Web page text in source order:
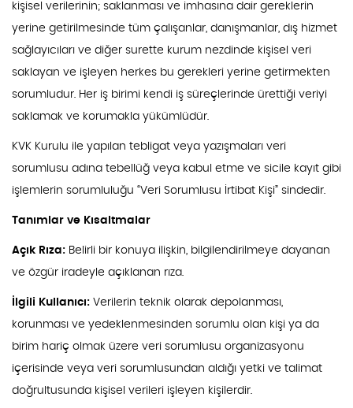
kişisel verilerinin; saklanması ve imhasına dair gereklerin
yerine getirilmesinde tüm çalışanlar, danışmanlar, dış hizmet
sağlayıcıları ve diğer surette kurum nezdinde kişisel veri
saklayan ve işleyen herkes bu gerekleri yerine getirmekten
sorumludur. Her iş birimi kendi iş süreçlerinde ürettiği veriyi
saklamak ve korumakla yükümlüdür.
KVK Kurulu ile yapılan tebligat veya yazışmaları veri
sorumlusu adına tebellüğ veya kabul etme ve sicile kayıt gibi
işlemlerin sorumluluğu “Veri Sorumlusu İrtibat Kişi” sindedir.
Tanımlar ve Kısaltmalar
Açık Rıza: Belirli bir konuya ilişkin, bilgilendirilmeye dayanan
ve özgür iradeyle açıklanan rıza.
İlgili Kullanıcı: Verilerin teknik olarak depolanması,
korunması ve yedeklenmesinden sorumlu olan kişi ya da
birim hariç olmak üzere veri sorumlusu organizasyonu
içerisinde veya veri sorumlusundan aldığı yetki ve talimat
doğrultusunda kişisel verileri işleyen kişilerdir.